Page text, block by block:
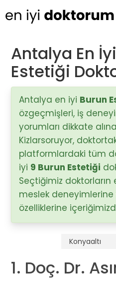
Op. Dr.
Adana / Seyhan
Doç. Dr.
Adana / Seyhan
Tüm Doktorlar
Tüm doktorları
Antalya En
Estetiği
Antalya en iyi Burun
özgeçmişleri, iş
yorumları dikkate
Kizlarsoruyor,
platformlardaki tüm
iyi 9 Burun Estetiği
Seçtiğimiz
meslek deneyimlerine
özelliklerine
Konyaaltı
1. Doç. Dr.